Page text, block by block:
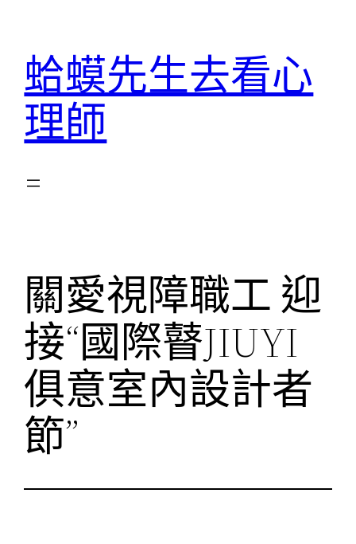
蛤蟆先生去看心
理師
關愛視障職工 迎
接“國際瞽JIUYI
俱意室內設計者
節”